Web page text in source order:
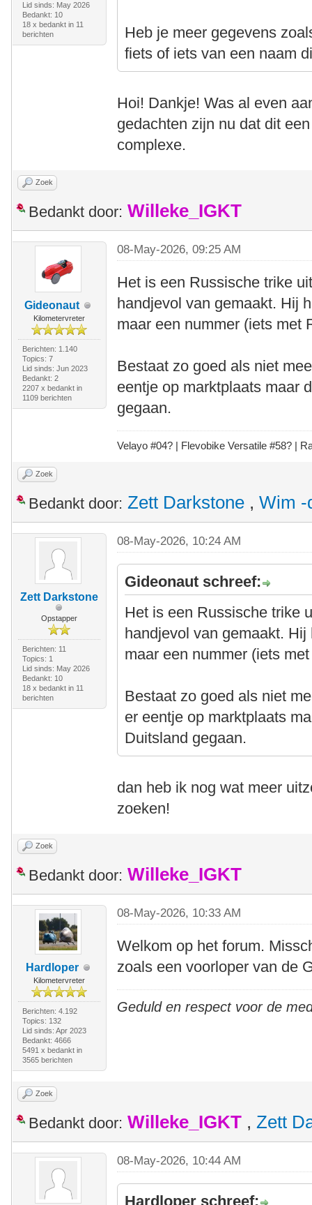
Lid sinds: May 2026
Bedankt: 10
18 x bedankt in 11
berichten
Heb je meer gegevens
fiets of iets van een naam
Hoi! Dankje! Was al even
gedachten zijn nu dat dit
complexe.
Zoek
Bedankt door: Willeke_IGKT
Gideonaut
Kilometervreter
Berichten: 1.140
Topics: 7
Lid sinds: Jun 2023
Bedankt: 2
2207 x bedankt in
1109 berichten
08-May-2026, 09:25 AM
Het is een Russische trike
handjevol van gemaakt. Hij
maar een nummer (iets met
Bestaat zo goed als niet
eentje op marktplaats maar
gegaan.
Velayo #04? | Flevobike Versatile #58? |
Zoek
Bedankt door: Zett Darkstone , Wim -
Zett Darkstone
Opstapper
Berichten: 11
Topics: 1
Lid sinds: May 2026
Bedankt: 10
18 x bedankt in 11
berichten
08-May-2026, 10:24 AM
Gideonaut schreef:
Het is een Russische trike
handjevol van gemaakt.
maar een nummer (iets
Bestaat zo goed als niet
er eentje op marktplaats
Duitsland gegaan.
dan heb ik nog wat meer
zoeken!
Zoek
Bedankt door: Willeke_IGKT
Hardloper
Kilometervreter
Berichten: 4.192
Topics: 132
Lid sinds: Apr 2023
Bedankt: 4666
5491 x bedankt in
3565 berichten
08-May-2026, 10:33 AM
Welkom op het forum.
zoals een voorloper van de
Geduld en respect voor de
Zoek
Bedankt door: Willeke_IGKT , Zett
08-May-2026, 10:44 AM
Hardloper schreef: